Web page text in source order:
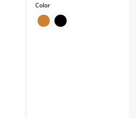
no está disponible en este momento.)
Colorselect